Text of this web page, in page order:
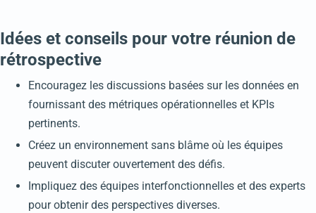
Idées et conseils pour votre réunion de
rétrospective
Encouragez les discussions basées sur les données en
fournissant des métriques opérationnelles et KPIs
pertinents.
Créez un environnement sans blâme où les équipes
peuvent discuter ouvertement des défis.
Impliquez des équipes interfonctionnelles et des experts
pour obtenir des perspectives diverses.